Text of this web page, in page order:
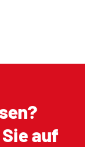
auf